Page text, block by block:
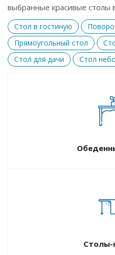
выбранные красивые столы
Cтол в гостиную
Прямоугольный стол
Стол для дачи
Стол